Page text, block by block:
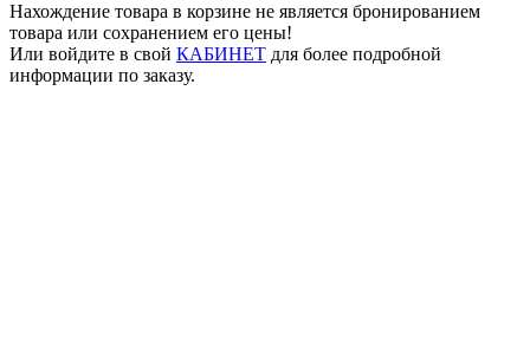
Нахождение товара в корзине не является бронированием
товара или сохранением его цены!
Или войдите в свой КАБИНЕТ для более подробной
информации по заказу.